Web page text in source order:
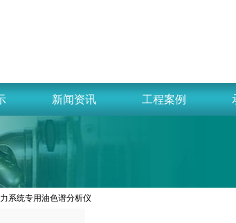
新闻资讯 工程案例
系统专用油色谱分析仪